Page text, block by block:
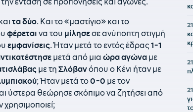
τα δύο. Και το «μαστίγιο» και το
φέρεται να του μίλησεσε ανύποπτη στιγμή
εμφανίσεις. Ήταν μετά το εντός έδρας 1-1
μετά από μια ώρα αγώνα με
με τη Σλόβανόπου ο Κένι ήταν με
; Ήταν μετά το0-0 με τον
ύστερα θεώρησε σκόπιμο να ζητήσει από
χρησιμοποιεί;